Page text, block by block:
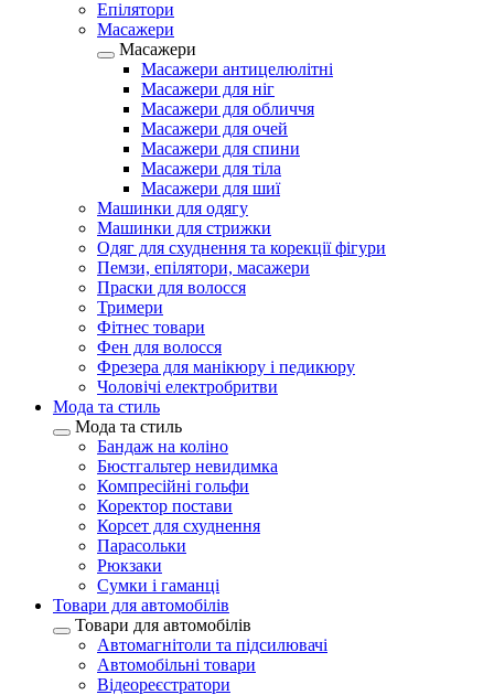
Епілятори
Масажери
Масажери
Масажери антицелюлітні
Масажери для ніг
Масажери для обличчя
Масажери для очей
Масажери для спини
Масажери для тіла
Масажери для шиї
Машинки для одягу
Машинки для стрижки
Одяг для схуднення та корекції фігури
Пемзи, епілятори, масажери
Праски для волосся
Тримери
Фітнес товари
Фен для волосся
Фрезера для манікюру і педикюру
Чоловічі електробритви
Мода та стиль
Мода та стиль
Бандаж на коліно
Бюстгальтер невидимка
Компресійні гольфи
Коректор постави
Корсет для схуднення
Парасольки
Рюкзаки
Сумки і гаманці
Товари для автомобілів
Товари для автомобілів
Автомагнітоли та підсилювачі
Автомобільні товари
Відеореєстратори